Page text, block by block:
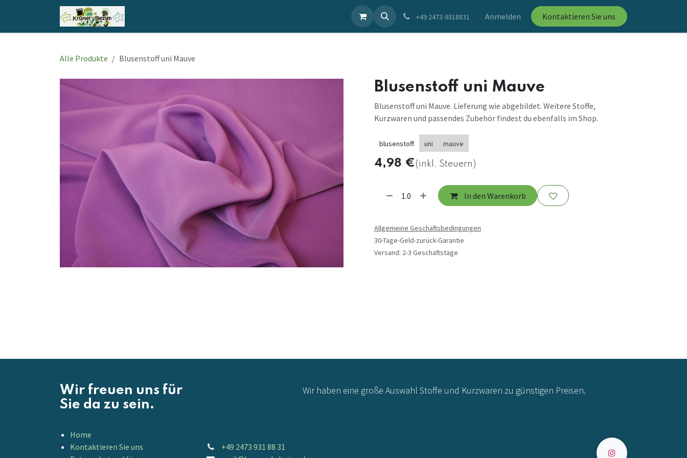
Zum Inhalt springen
+49 2473-9318831 Anmelden Kontaktieren Sie uns
Alle Produkte Blusenstoff uni Mauve
Blusenstoff uni Mauve
Blusenstoff uni Mauve. Lieferung wie abgebildet. Weitere Stoffe,
Kurzwaren und passendes Zubehör findest du ebenfalls im Shop.
blusenstoff uni mauve
4,98 €(inkl. Steuern)
In den Warenkorb
Allgemeine Geschäftsbedingungen
30-Tage-Geld-zurück-Garantie
Versand: 2-3 Geschäftstage
Wir freuen uns für
Sie da zu sein.
Wir haben eine große Auswahl Stoffe und Kurzwaren zu günstigen Preisen.
Home
Kontaktieren Sie uns
+49 2473 931 88 31